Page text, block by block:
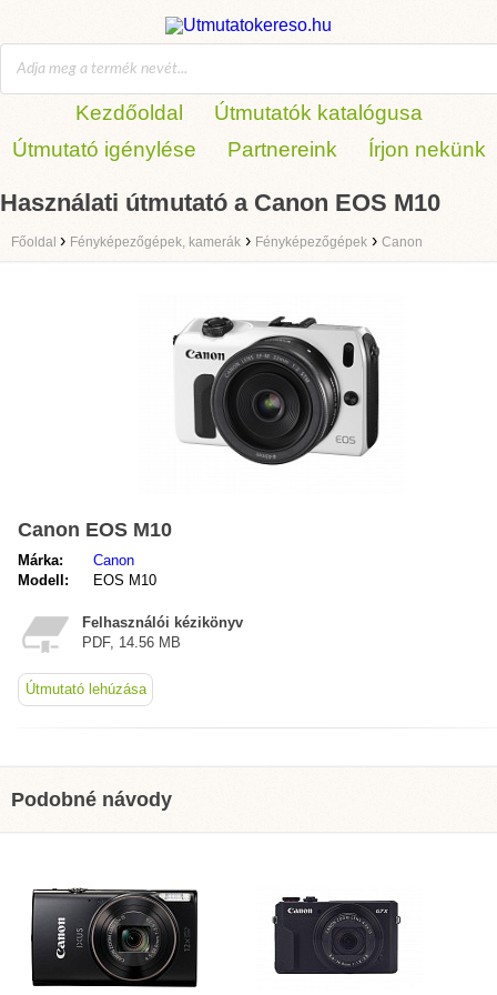
Kezdőoldal
Útmutatók katalógusa
Útmutató igénylése
Partnereink Írjon nekünk
Használati útmutató a Canon EOS M10
Főoldal › Fényképezőgépek, kamerák › Fényképezőgépek › Canon
Canon EOS M10
Márka:
Canon
Modell:
EOS M10
Felhasználói kézikönyv
PDF, 14.56 MB
Útmutató lehúzása
Podobné návody